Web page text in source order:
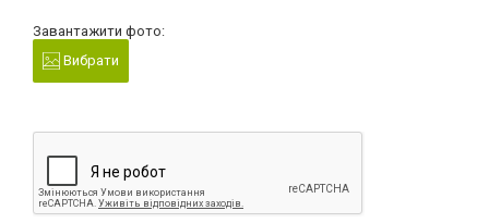
Завантажити фото:
Вибрати